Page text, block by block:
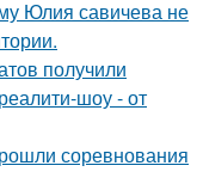
Юлия савичева не
получили
шоу - от
соревнования